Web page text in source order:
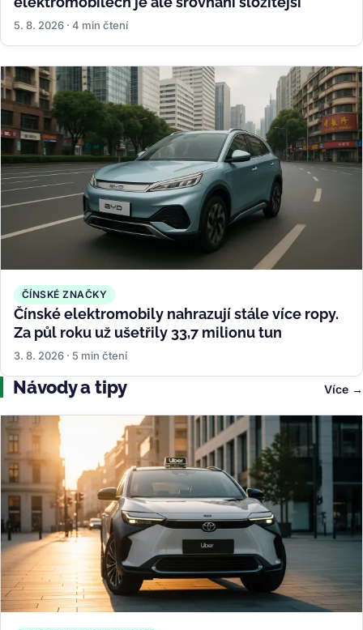
5. 8. 2026 · 4 min čtení
ČÍNSKÉ ZNAČKY
Čínské elektromobily nahrazují stále více ropy.
Za půl roku už ušetřily 33,7 milionu tun
3. 8. 2026 · 5 min čtení
Návody a tipy Více